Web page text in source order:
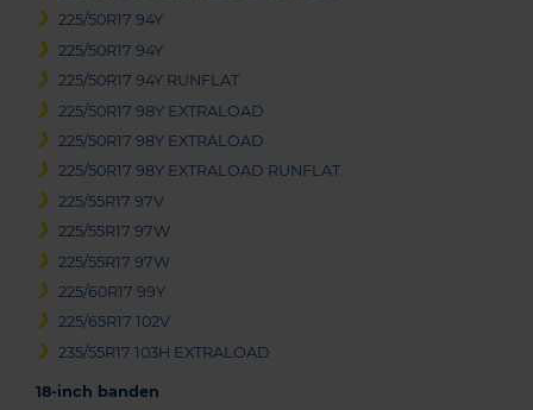
225/50R17 94Y
225/50R17 94Y
225/50R17 94Y RUNFLAT
225/50R17 98Y EXTRALOAD
225/50R17 98Y EXTRALOAD
225/50R17 98Y EXTRALOAD RUNFLAT
225/55R17 97V
225/55R17 97W
225/55R17 97W
225/60R17 99Y
225/65R17 102V
235/55R17 103H EXTRALOAD
18-inch banden